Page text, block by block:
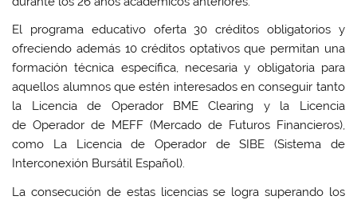
El programa educativo oferta 30 créditos obligatorios y
ofreciendo además 10 créditos optativos que permitan una
formación técnica específica, necesaria y obligatoria para
aquellos alumnos que estén interesados en conseguir tanto
la Licencia de Operador BME Clearing y la Licencia
de Operador de MEFF (Mercado de Futuros Financieros),
como La Licencia de Operador de SIBE (Sistema de
Interconexión Bursátil Español).
La consecución de estas licencias se logra superando los